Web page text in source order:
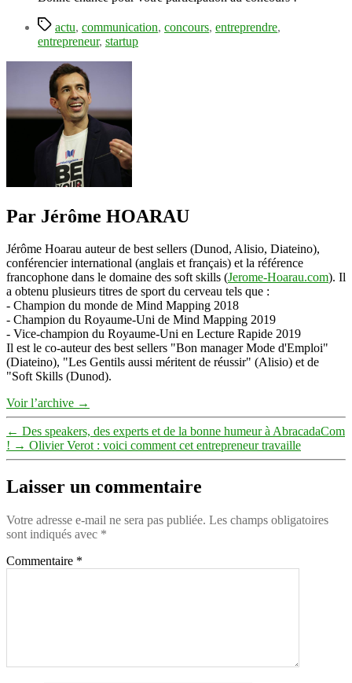
Étiquettes
actu, communication, concours, entreprendre,
entrepreneur, startup
Par Jérôme HOARAU
Jérôme Hoarau auteur de best sellers (Dunod, Alisio, Diateino),
conférencier international (anglais et français) et la référence
francophone dans le domaine des soft skills (Jerome-Hoarau.com). Il
a obtenu plusieurs titres de sport du cerveau tels que :
- Champion du monde de Mind Mapping 2018
- Champion du Royaume-Uni de Mind Mapping 2019
- Vice-champion du Royaume-Uni en Lecture Rapide 2019
Il est le co-auteur des best sellers "Bon manager Mode d'Emploi"
(Diateino), "Les Gentils aussi méritent de réussir" (Alisio) et de
"Soft Skills (Dunod).
Voir l’archive →
← Des speakers, des experts et de la bonne humeur à AbracadaCom
! → Olivier Verot : voici comment cet entrepreneur travaille
Laisser un commentaire
Votre adresse e-mail ne sera pas publiée. Les champs obligatoires
sont indiqués avec *
Commentaire *